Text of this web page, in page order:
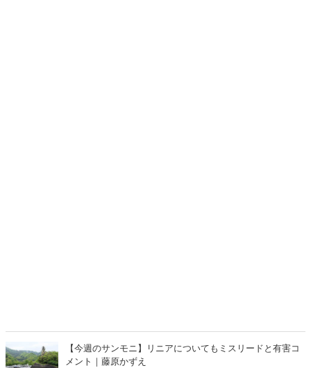
【今週のサンモニ】リニアについてもミスリードと有害コ
メント｜藤原かずえ